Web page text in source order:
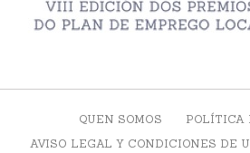
QUEN SOMOS
POLÍTICA
AVISO LEGAL Y CONDICIONES DE